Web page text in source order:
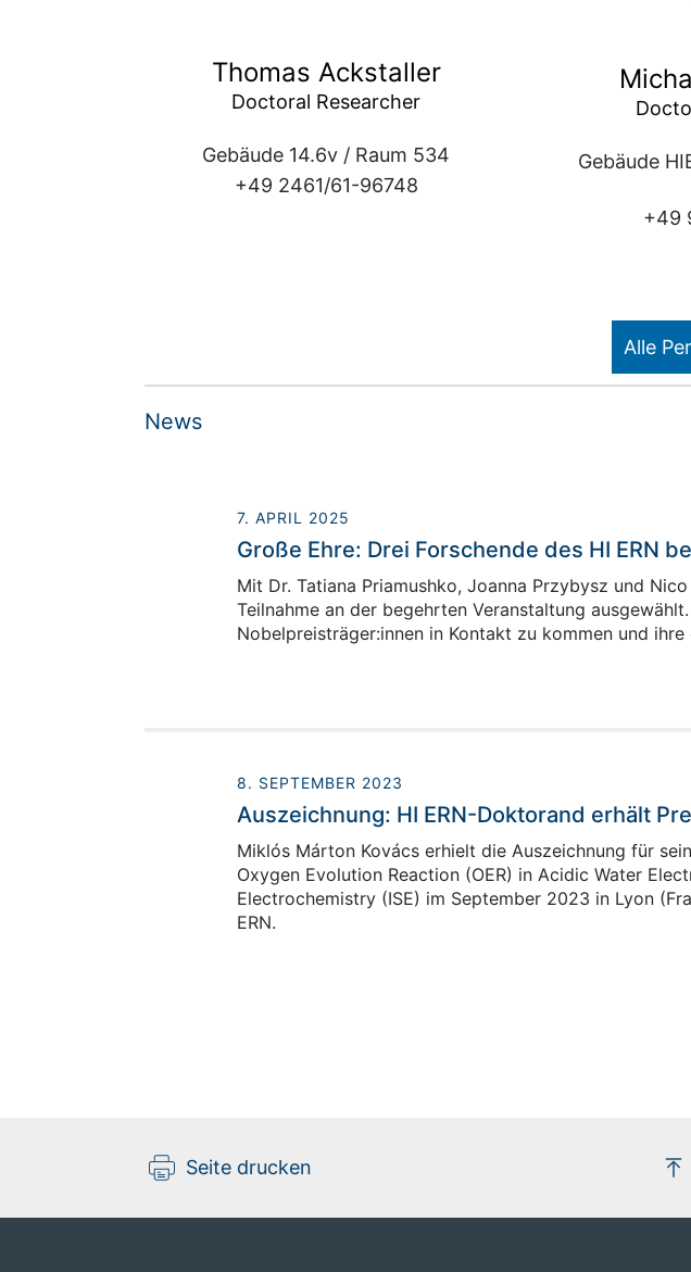
Thomas Ackstaller
Doctoral Researcher
Gebäude 14.6v / Raum 534
+49 2461/61-96748
Gebäude
+49
Dr. Dominik Dworschak
Electrocatalysis
Gebäude HIERN-Auf-AEG / Raum 02.05
+49 911/32169-101
Gebäude
+49
Alle
News
7. APRIL 2025
Große Ehre: Drei Forschende des HI ERN
Mit Dr. Tatiana Priamushko, Joanna Przybysz und
Teilnahme an der begehrten Veranstaltung
Nobelpreisträger:innen in Kontakt zu kommen und
8. SEPTEMBER 2023
Auszeichnung: HI ERN-Doktorand erhält
Miklós Márton Kovács erhielt die Auszeichnung für
Oxygen Evolution Reaction (OER) in Acidic Water
Electrochemistry (ISE) im September 2023 in Lyon
ERN.
Seite drucken